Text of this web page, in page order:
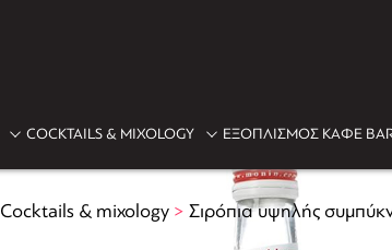
COCKTAILS & MIXOLOGY ΕΞΟΠΛΙΣΜΟΣ ΚΑΦΕ
Cocktails & mixology> Σιρόπια υψηλής